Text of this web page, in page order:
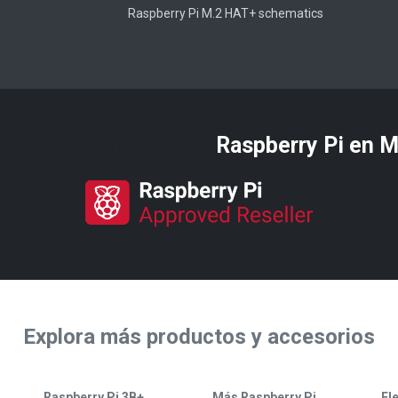
Raspberry Pi M.2 HAT+ schematics
Raspberry Pi​ en
Explora más productos y accesorios